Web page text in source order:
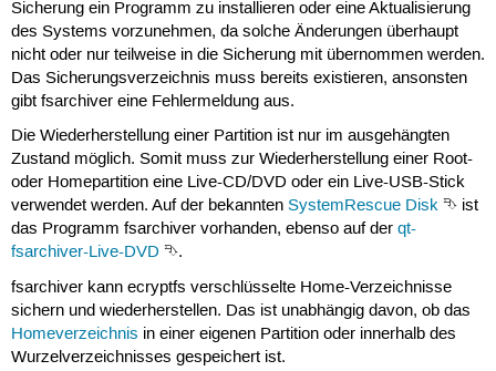
Sicherung ein Programm zu installieren oder eine Aktualisierung
des Systems vorzunehmen, da solche Änderungen überhaupt
nicht oder nur teilweise in die Sicherung mit übernommen werden.
Das Sicherungsverzeichnis muss bereits existieren, ansonsten
gibt fsarchiver eine Fehlermeldung aus.
Die Wiederherstellung einer Partition ist nur im ausgehängten
Zustand möglich. Somit muss zur Wiederherstellung einer Root-
oder Homepartition eine Live-CD/DVD oder ein Live-USB-Stick
verwendet werden. Auf der bekannten SystemRescue Disk⮷ ist
das Programm fsarchiver vorhanden, ebenso auf der qt-
fsarchiver-Live-DVD ⮷.
fsarchiver kann ecryptfs verschlüsselte Home-Verzeichnisse
sichern und wiederherstellen. Das ist unabhängig davon, ob das
Homeverzeichnis in einer eigenen Partition oder innerhalb des
Wurzelverzeichnisses gespeichert ist.